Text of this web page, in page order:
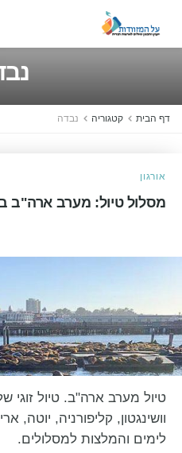
דף הבית קטגוריה נבדה
אורגון
מסלול טיול: מערב ארה"ב
טיול מערב ארה"ב. טיול זוגי
וושינגטון, קליפורניה, יוטה,
לימים והמלצות למסלולים.